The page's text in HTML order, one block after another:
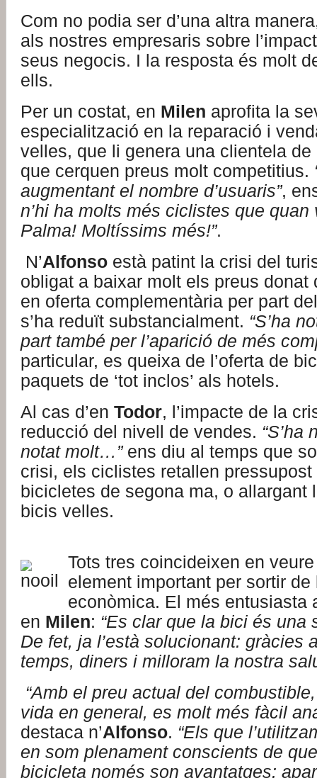
Com no podia ser d’una altra
als nostres empresaris sobre
seus negocis. I la resposta és molt
ells.
Per un costat, en Milen aprofita la
especialització en la reparació i
velles, que li genera una clientela
que cerquen preus molt competitius.
augmentant el nombre d’usuaris”,
n’hi ha molts més ciclistes que quan
Palma! Moltíssims més!”.
N’Alfonso està patint la crisi del
obligat a baixar molt els preus donat
en oferta complementària per part
s’ha reduït substancialment. “S’ha
part també per l’aparició de més
particular, es queixa de l’oferta de
paquets de ‘tot inclos’ als hotels.
Al cas d’en Todor, l’impacte de la
reducció del nivell de vendes. “S’ha
notat molt…”ens diu al temps que
crisi, els ciclistes retallen pressupost
bicicletes de segona ma, o allargant
bicis velles.
Tots tres coincideixen en
element important per sortir de
econòmica. El més entusiasta
en Milen: “Es clar que la bici és una
De fet, ja l’està solucionant: gràcies
temps, diners i milloram la nostra
“Amb el preu actual del
vida en general, es molt més fàcil
destaca n’Alfonso. “Els que
en som plenament conscients de
bicicleta només son avantatges: